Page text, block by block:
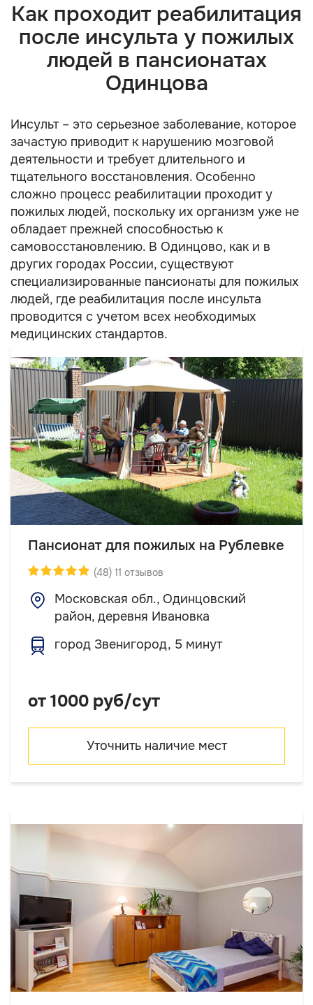
Как проходит реабилитация
после инсульта у пожилых
людей в пансионатах
Одинцова
Инсульт – это серьезное заболевание, которое
зачастую приводит к нарушению мозговой
деятельности и требует длительного и
тщательного восстановления. Особенно
сложно процесс реабилитации проходит у
пожилых людей, поскольку их организм уже не
обладает прежней способностью к
самовосстановлению. В Одинцово, как и в
других городах России, существуют
специализированные пансионаты для пожилых
людей, где реабилитация после инсульта
проводится с учетом всех необходимых
медицинских стандартов.
Пансионат для пожилых на Рублевке
(48) 11 отзывов
Московская обл., Одинцовский
район, деревня Ивановка
город Звенигород, 5 минут
от 1000 руб/сут
Уточнить наличие мест